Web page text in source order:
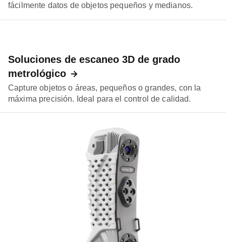
fácilmente datos de objetos pequeños y medianos.
Soluciones de escaneo 3D de grado
metrológico
Capture objetos o áreas, pequeños o grandes, con la
máxima precisión. Ideal para el control de calidad.